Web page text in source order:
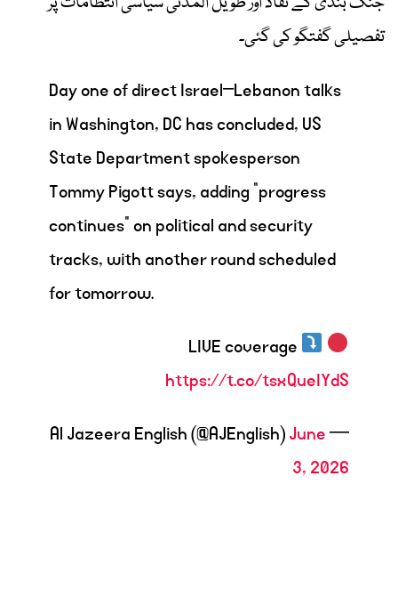
تفصیلی گفتگو کی گئی۔
Day one of direct Israel–Lebanon talks
in Washington, DC has concluded, US
State Department spokesperson
Tommy Pigott says, adding “progress
continues” on political and security
tracks, with another round scheduled
for tomorrow.
https://t.co/tsxQueIYdS
— Al Jazeera English (@AJEnglish)
June
3, 2026